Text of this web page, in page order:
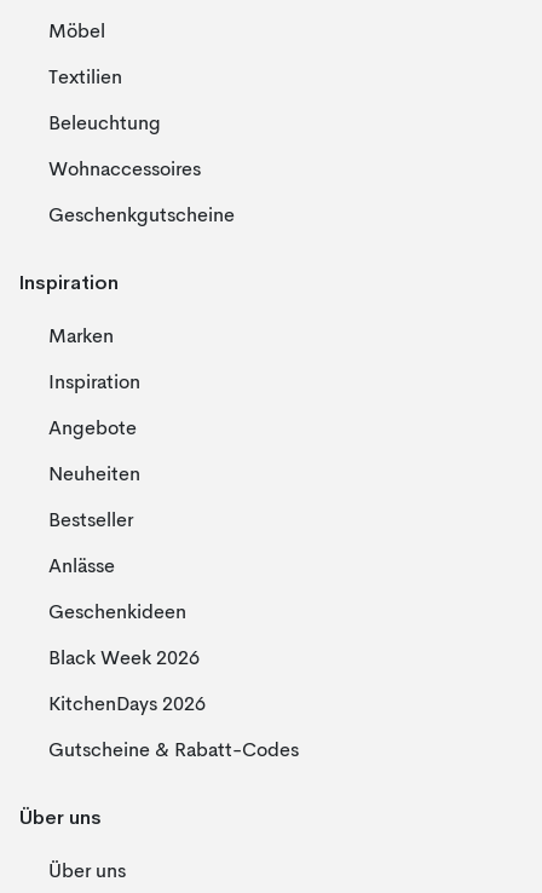
Möbel
Textilien
Beleuchtung
Wohnaccessoires
Geschenkgutscheine
Inspiration
Marken
Inspiration
Angebote
Neuheiten
Bestseller
Anlässe
Geschenkideen
Black Week 2026
KitchenDays 2026
Gutscheine & Rabatt-Codes
Über uns
Über uns